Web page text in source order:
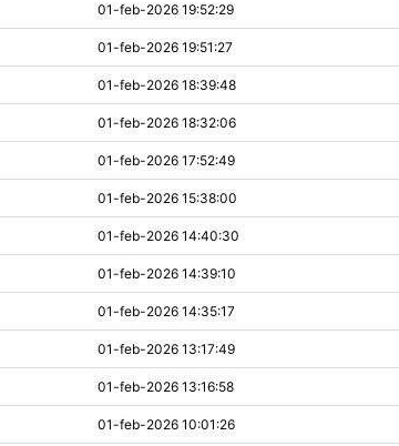
01-feb-2026 19:52:29
01-feb-2026 19:51:27
01-feb-2026 18:39:48
01-feb-2026 18:32:06
01-feb-2026 17:52:49
01-feb-2026 15:38:00
01-feb-2026 14:40:30
01-feb-2026 14:39:10
01-feb-2026 14:35:17
01-feb-2026 13:17:49
01-feb-2026 13:16:58
01-feb-2026 10:01:26